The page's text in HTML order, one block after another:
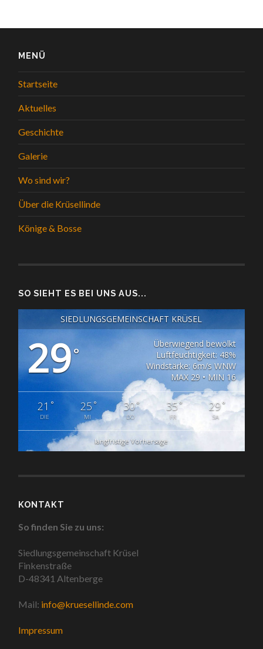
MENÜ
Startseite
Aktuelles
Geschichte
Galerie
Wo sind wir?
Über die Krüsellinde
Könige & Bosse
SO SIEHT ES BEI UNS AUS...
SIEDLUNGSGEMEINSCHAFT KRÜSEL
29°
Überwiegend bewölkt
Luftfeuchtigkeit: 48%
Windstärke: 6m/s WNW
MAX 29 • MIN 16
21 °
DIE
25°
MI
30°
DO
35°
FR
29°
SA
langfristige Vorhersage
KONTAKT
So finden Sie zu uns:
Siedlungsgemeinschaft Krüsel
Finkenstraße
D-48341 Altenberge
Mail: info@kruesellinde.com
Impressum